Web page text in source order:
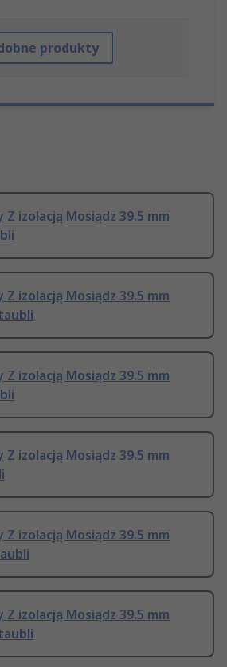
produkty
Z izolacją Mosiądz 39.5 mm
Z izolacją Mosiądz 39.5 mm
Z izolacją Mosiądz 39.5 mm
Z izolacją Mosiądz 39.5 mm
Z izolacją Mosiądz 39.5 mm
Z izolacją Mosiądz 39.5 mm